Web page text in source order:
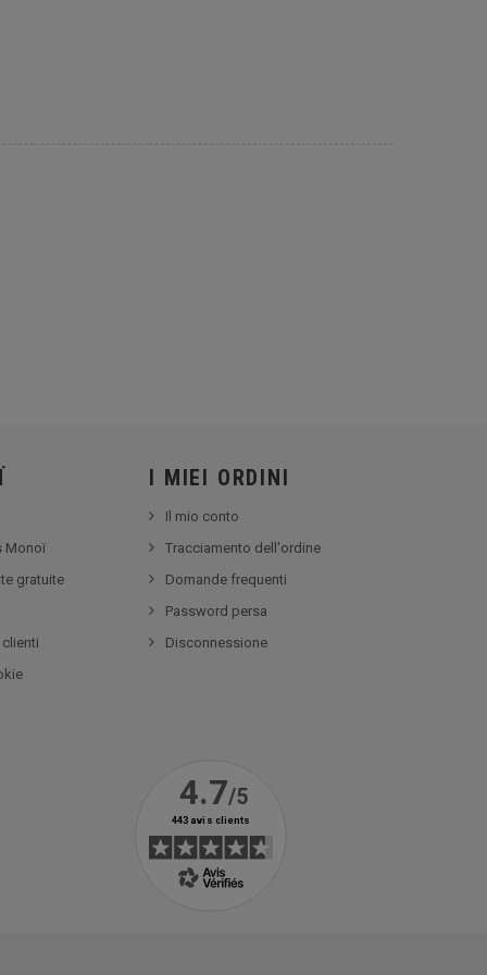
Monoï
gratuite
I MIEI ORDINI
Il mio conto
Tracciamento dell'ordine
Domande frequenti
Password persa
Disconnessione